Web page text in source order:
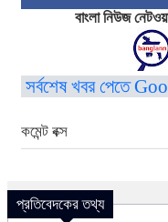
বাংলা নিউজ
সর্বশেষ খবর পেতে
কমেন্ট বক্স
প্রতিবেদকের তথ্য